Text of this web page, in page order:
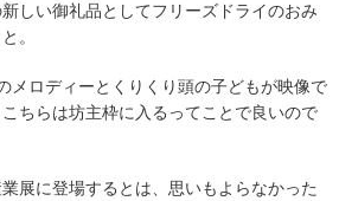
しい御礼品としてフリーズドライのおみ
。
メロディーとくりくり頭の子どもが映像で
ちらは坊主枠に入るってことで良いので
展に登場するとは、思いもよらなかった